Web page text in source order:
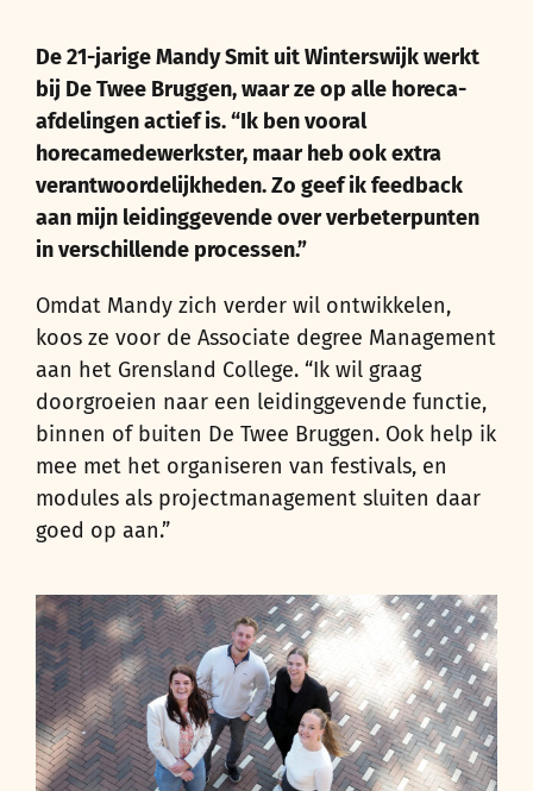
De 21-jarige Mandy Smit uit Winterswijk werkt
bij De Twee Bruggen, waar ze op alle horeca-
afdelingen actief is. “Ik ben vooral
horecamedewerkster, maar heb ook extra
verantwoordelijkheden. Zo geef ik feedback
aan mijn leidinggevende over verbeterpunten
in verschillende processen.”
Omdat Mandy zich verder wil ontwikkelen,
koos ze voor de Associate degree Management
aan het Grensland College. “Ik wil graag
doorgroeien naar een leidinggevende functie,
binnen of buiten De Twee Bruggen. Ook help ik
mee met het organiseren van festivals, en
modules als projectmanagement sluiten daar
goed op aan.”